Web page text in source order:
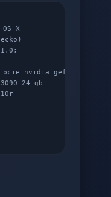
X
msi-
24-gb-